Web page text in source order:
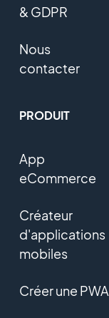
& GDPR
Nous
contacter
PRODUIT
App
eCommerce
Créateur
d'applications
mobiles
Créer une PWA